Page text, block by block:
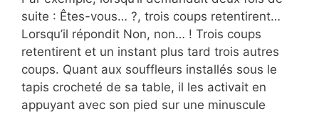
suite : Êtes-vous… ?, trois coups retentirent…
Lorsqu’il répondit Non, non… ! Trois coups
retentirent et un instant plus tard trois autres
coups. Quant aux souffleurs installés sous le
tapis crocheté de sa table, il les activait en
appuyant avec son pied sur une minuscule